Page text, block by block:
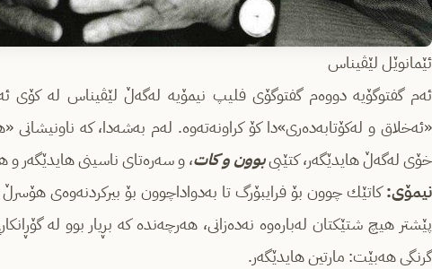
ئێمانوێل لێڤیناس
ئه‌م گفتوگۆیه‌ دووه‌م گفتوگۆی فلیپ نیمۆیه‌ له‌گه‌ڵ لێڤیناس له‌ كۆی
«ئه‌خلاق و له‌كۆتابه‌ده‌ری»دا كۆ كراونه‌ته‌وه‌. له‌م به‌شه‌دا، كه‌ ناونیشانی
خۆی له‌گه‌ڵ هایدێگه‌ر، كتێبیبوون و كات، و سه‌ره‌تای ناسینی هایدێگه‌ر
نیمۆی:كاتێك چوون بۆ فرایبۆرگ تا به‌دواداچوون بۆ بیركردنه‌وه‌ی
پێشتر هیچ شتێكتان له‌باره‌وه‌ نه‌ده‌زانی، هه‌رچه‌نده‌ كه‌ بڕیار بوو له‌
گرنگی هه‌بێت: مارتین هایدێگه‌ر.